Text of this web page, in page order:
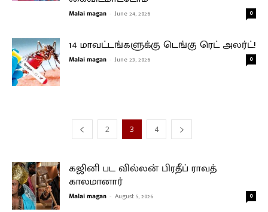
Malai magan - June 24, 2026 0
14 மாவட்டங்களுக்கு டெங்கு ரெட் அலர்ட்!
Malai magan - June 23, 2026 0
2 3 4
கஜினி பட வில்லன் பிரதீப் ராவத்
காலமானார்
Malai magan - August 5, 2026 0